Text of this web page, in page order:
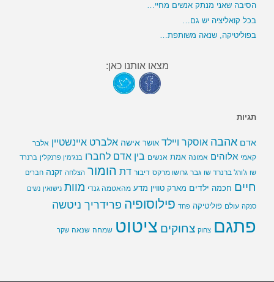
הסיבה שאני מנתק אנשים מחיי…
בכל קואליציה יש גם…
בפוליטיקה, שנאה משותפת…
מצאו אותנו כאן:
תגיות
אדם אהבה אוסקר ויילד אושר אישה אלברט איינשטיין אלבר
קאמי אלוהים אמונה אמת אנשים בין אדם לחברו בנג'מין פרנקלין ברנרד
שו ג'ורג' ברנרד שו גבר גרושו מרקס דיבור דת הומור הצלחה זקנה חברים
חיים חכמה ילדים מארק טוויין מדע מהאטמה גנדי מוות נישואין נשים
סנקה עולם פוליטיקה פחד פילוסופיה פרידריך ניטשה
פתגם צחוק צחוקים ציטוט שמחה שנאה שקר